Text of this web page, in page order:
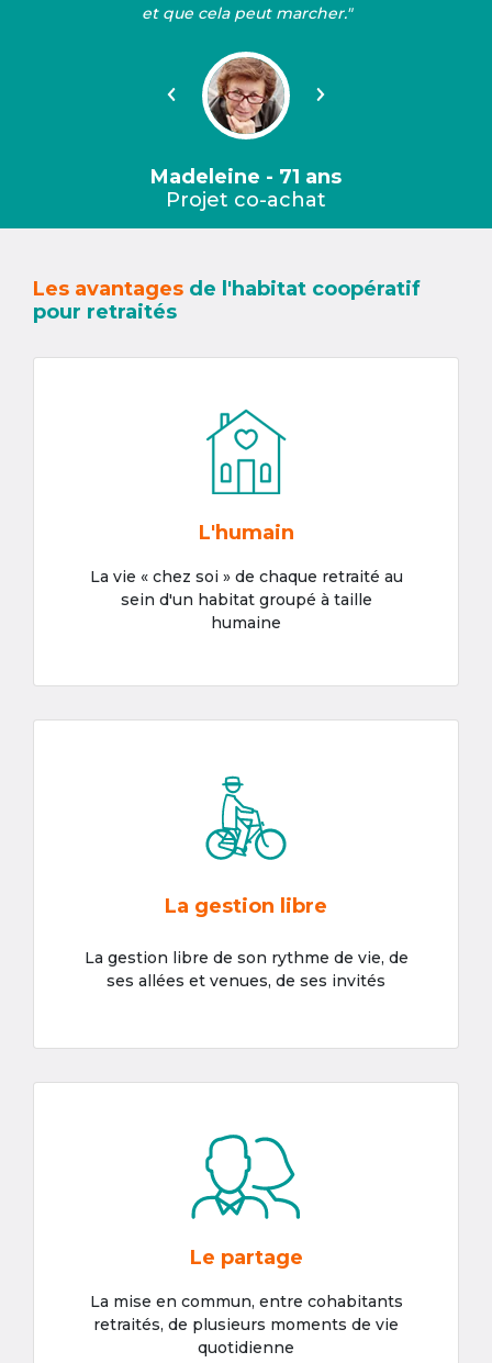
et que cela peut marcher."
Précédent Suivant
Madeleine - 71 ans
Projet co-achat
Les avantages de l'habitat coopératif
pour retraités
L'humain
La vie « chez soi » de chaque retraité au
sein d'un habitat groupé à taille
humaine
La gestion libre
La gestion libre de son rythme de vie, de
ses allées et venues, de ses invités
Le partage
La mise en commun, entre cohabitants
retraités, de plusieurs moments de vie
quotidienne